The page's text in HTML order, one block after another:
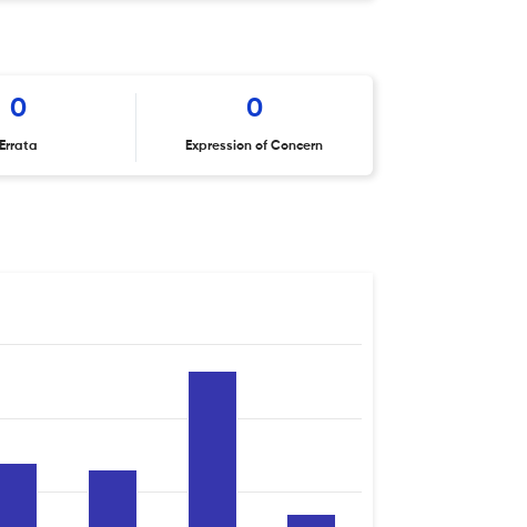
0
Errata
0
Expression of Concern